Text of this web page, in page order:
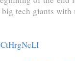
tech giants